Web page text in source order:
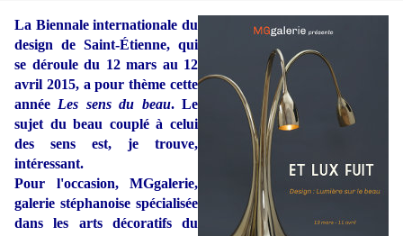
La Biennale internationale du
design de Saint-Étienne, qui
se déroule du 12 mars au 12
avril 2015, a pour thème cette
année Les sens du beau. Le
sujet du beau couplé à celui
des sens est, je trouve,
intéressant.
Pour l'occasion, MGgalerie,
galerie stéphanoise spécialisée
dans les arts décoratifs du